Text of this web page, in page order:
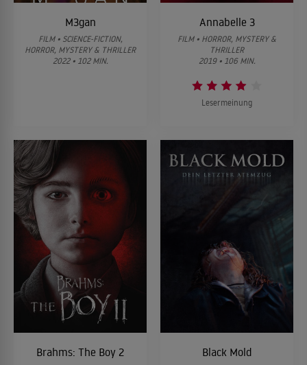
M3gan
FILM • SCIENCE-FICTION,
HORROR, MYSTERY & THRILLER
2022 • 102 MIN.
Annabelle 3
FILM • HORROR, MYSTERY &
THRILLER
2019 • 106 MIN.
Lesermeinung
Brahms: The Boy 2 Black Mold